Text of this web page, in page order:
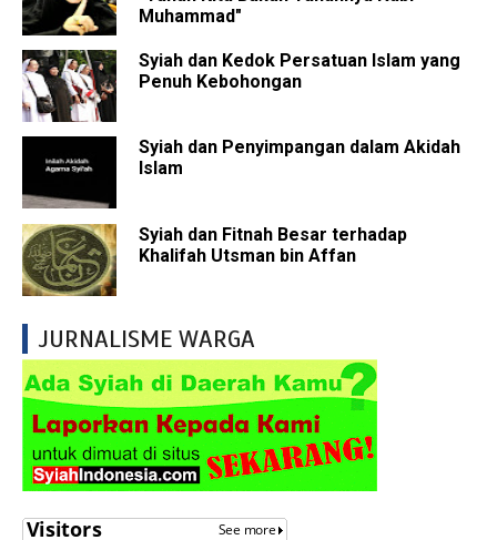
Muhammad"
Syiah dan Kedok Persatuan Islam yang
Penuh Kebohongan
Syiah dan Penyimpangan dalam Akidah
Islam
Syiah dan Fitnah Besar terhadap
Khalifah Utsman bin Affan
JURNALISME WARGA